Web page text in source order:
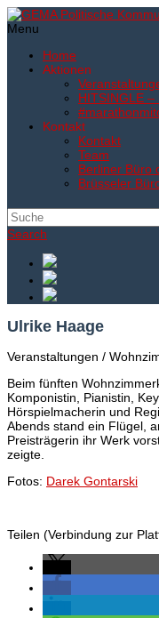
Menu
Home
Aktionen
HITSINGLE
Kontakt
Kontakt
Team
Berliner Büro
Brüsseler
Search
Ulrike Haage
Veranstaltungen /
Beim fünften
Komponistin, Pianistin,
Hörspielmacherin und
Abends stand ein Flügel,
Preisträgerin ihr Werk
zeigte.
Fotos: Darek Gontarski
Teilen (Verbindung zur